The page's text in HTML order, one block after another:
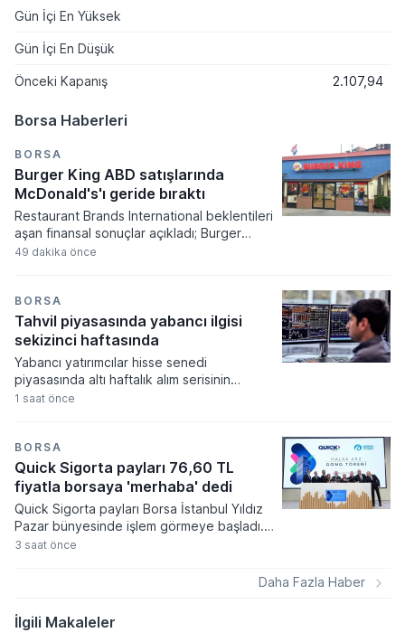
Gün İçi En Yüksek
Gün İçi En Düşük
Önceki Kapanış 2.107,94
Borsa Haberleri
BORSA
Burger King ABD satışlarında
McDonald's'ı geride bıraktı
Restaurant Brands International beklentileri
aşan finansal sonuçlar açıkladı; Burger
King'in ABD operasyonları grubun
dolar seviyesine ulaşarak analist
öngörülerini geride bırakırken, net gelir
yıllık bazda yüzde 4,5 oranında bir artış
49 dakika önce
BORSA
Tahvil piyasasında yabancı ilgisi
sekizinci haftasında
Yabancı yatırımcılar hisse senedi
piyasasında altı haftalık alım serisinin
ardından satış tarafına geçerken, tahvil
verilerine göre piyasalarda sermaye
hareketliliği devam ediyor.
1 saat önce
BORSA
Quick Sigorta payları 76,60 TL
fiyatla borsaya 'merhaba' dedi
Quick Sigorta payları Borsa İstanbul Yıldız
Pazar bünyesinde işlem görmeye başladı.
Sigorta sektöründe uzun yıllar sonra
amaçlanıyor.
3 saat önce
Daha Fazla Haber
İlgili Makaleler